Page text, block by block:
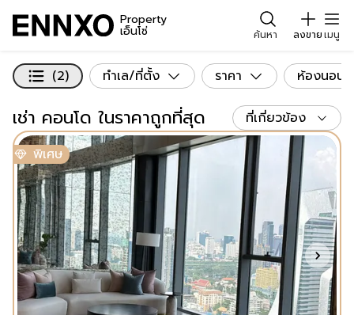
Property
เอ็นโซ่ ค้นหา ลงขายเมนู
(2) ทำเล/ที่ตั้ง ราคา ห้องนอน
เช่า คอนโด ในราคาถูกที่สุด
ที่เกี่ยวข้อง
พิเศษ